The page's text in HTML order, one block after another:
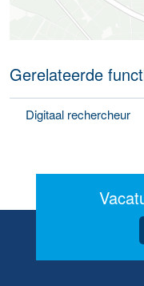
Gerelateerde
Digitaal rechercheur